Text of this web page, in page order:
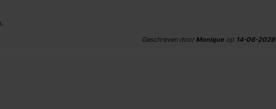
Geschreven door Monique op 14-06-2026